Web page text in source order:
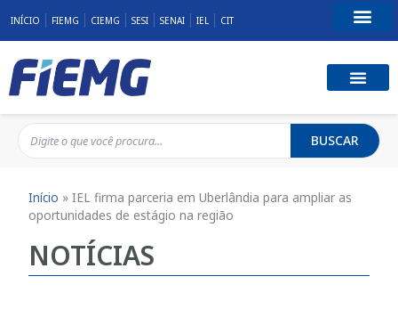
INÍCIO FIEMG CIEMG SESI SENAI IEL CIT
BUSCAR
Início »IEL firma parceria em Uberlândia para ampliar as
oportunidades de estágio na região
NOTÍCIAS